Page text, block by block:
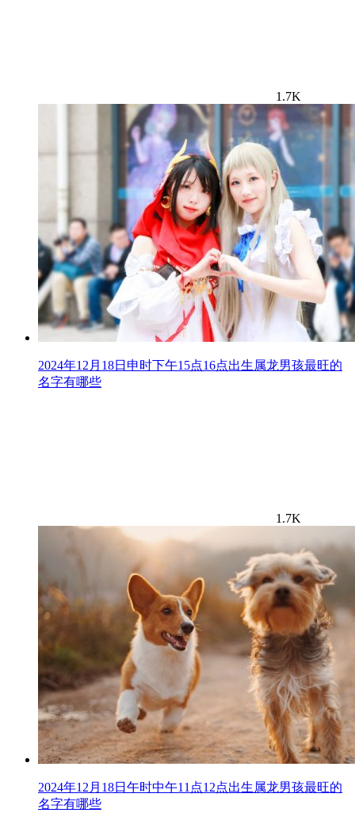
1.7K
2024年12月18日申时下午15点16点出生属龙男孩最旺的
名字有哪些
1.7K
2024年12月18日午时中午11点12点出生属龙男孩最旺的
名字有哪些